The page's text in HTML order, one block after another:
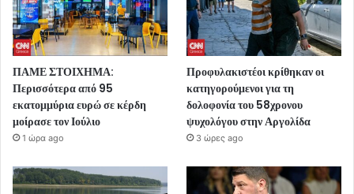
ΠΑΜΕ ΣΤΟΙΧΗΜΑ:
Περισσότερα από 95
εκατομμύρια ευρώ σε κέρδη
μοίρασε τον Ιούλιο
1 ώρα ago
Προφυλακιστέοι κρίθηκαν οι
κατηγορούμενοι για τη
δολοφονία του 58χρονου
ψυχολόγου στην Αργολίδα
3 ώρες ago